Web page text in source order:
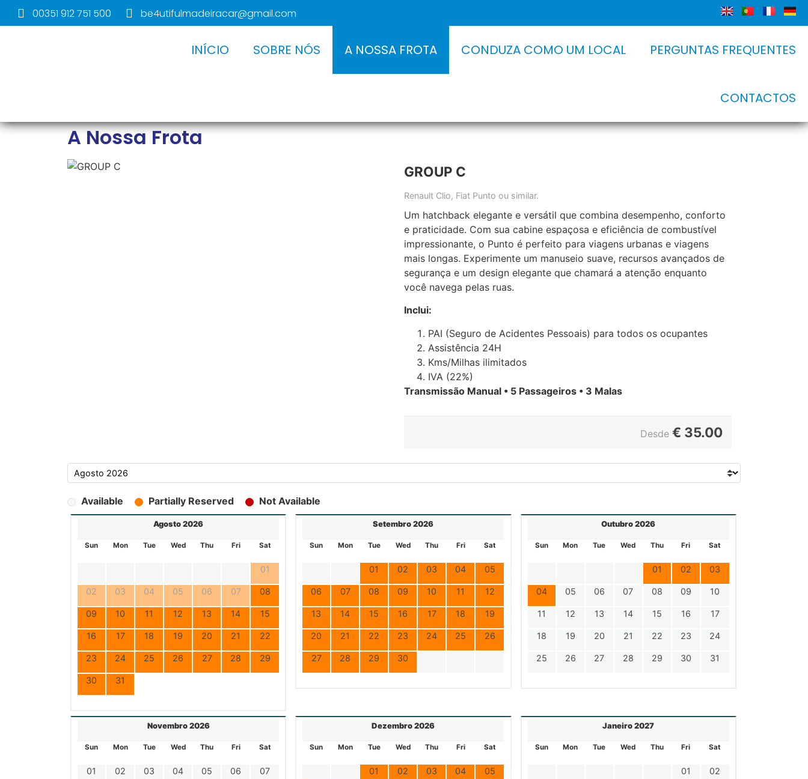
00351 912 751 500 be4utifulmadeiracar@gmail.com
INÍCIO SOBRE NÓS A NOSSA FROTA CONDUZA COMO UM LOCAL PERGUNTAS FREQUENTES
CONTACTOS
A Nossa Frota
GROUP C
Renault Clio, Fiat Punto ou similar.
Um hatchback elegante e versátil que combina desempenho, conforto
e praticidade. Com sua cabine espaçosa e eficiência de combustível
impressionante, o Punto é perfeito para viagens urbanas e viagens
mais longas. Experimente um manuseio suave, recursos avançados de
segurança e um design elegante que chamará a atenção enquanto
você navega pelas ruas.
Inclui:
PAI (Seguro de Acidentes Pessoais) para todos os ocupantes
Assistência 24H
Kms/Milhas ilimitados
IVA (22%)
Transmissão Manual • 5 Passageiros • 3 Malas
Desde € 35.00
Available Partially Reserved Not Available
Agosto 2026
Sun Mon Tue Wed Thu Fri Sat
01
02 03 04 05 06 07 08
09 10 11 12 13 14 15
16 17 18 19 20 21 22
23 24 25 26 27 28 29
30 31
Setembro 2026
Sun Mon Tue Wed Thu Fri Sat
01 02 03 04 05
06 07 08 09 10 11 12
13 14 15 16 17 18 19
20 21 22 23 24 25 26
27 28 29 30
Outubro 2026
Sun Mon Tue Wed Thu Fri Sat
01 02 03
04 05 06 07 08 09 10
11 12 13 14 15 16 17
18 19 20 21 22 23 24
25 26 27 28 29 30 31
Novembro 2026
Sun Mon Tue Wed Thu Fri Sat
01 02 03 04 05 06 07
Dezembro 2026
Sun Mon Tue Wed Thu Fri Sat
01 02 03 04 05
Janeiro 2027
Sun Mon Tue Wed Thu Fri Sat
01 02